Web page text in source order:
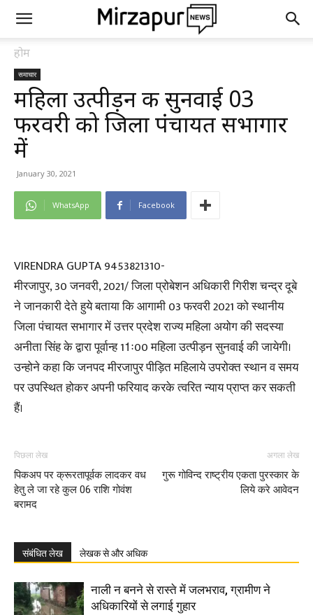
होम
समाचार
महिला उत्पीड़न की सुनवाई 03
फरवरी को जिला पंचायत सभागार
में
January 30, 2021
WhatsApp Facebook
VIRENDRA GUPTA 9453821310-
मीरजापुर, 30 जनवरी, 2021/ जिला प्रोबेशन अधिकारी गिरीश चन्द्र दूबे
ने जानकारी देते हुये बताया कि आगामी 03 फरवरी 2021 को स्थानीय
जिला पंचायत सभागार में उत्तर प्रदेश राज्य महिला अयोग की सदस्या
अनीता सिंह के द्वारा पूर्वान्ह 11ः00 महिला उत्पीड़न सुनवाई की जायेगी।
उन्होने कहा कि जनपद मीरजापुर पीड़ित महिलाये उपरोक्त स्थान व समय
पर उपस्थित होकर अपनी फरियाद करके त्वरित न्याय प्राप्त कर सकती
हैं।
पिछला लेख
पिकअप पर क्रूरतापूर्वक लादकर वध
हेतु ले जा रहे कुल 06 राशि गोवंश
बरामद
अगला लेख
गुरू गोविन्द राष्ट्रीय एकता पुरस्कार के
लिये करे आवेदन
संबंधित लेख लेखक से और अधिक
नाली न बनने से रास्ते में जलभराव, ग्रामीण ने
अधिकारियों से लगाई गुहार